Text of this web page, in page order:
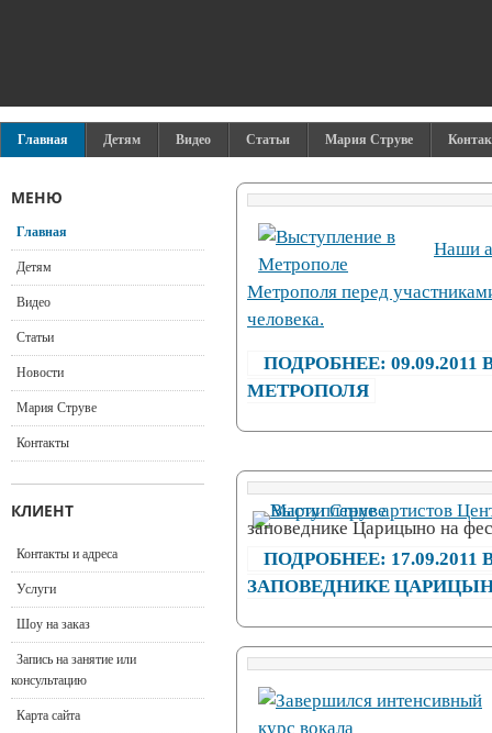
Главная Детям Видео Статьи Мария Струве
Наши
Метрополя перед
человека.
ПОДРОБНЕЕ:
МЕТРОПОЛЯ
заповеднике Царицыно на
ПОДРОБНЕЕ:
ЗАПОВЕДНИКЕ
МЕНЮ
Главная
Детям
Видео
Статьи
Новости
Мария Струве
Контакты
КЛИЕНТ
Контакты и адреса
Услуги
Шоу на заказ
Запись на занятие или
консультацию
Карта сайта